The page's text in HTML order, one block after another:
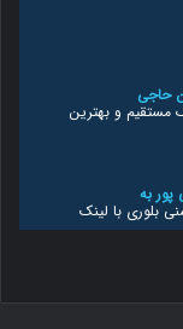
مستقیم و بهترین
بلوری با لینک